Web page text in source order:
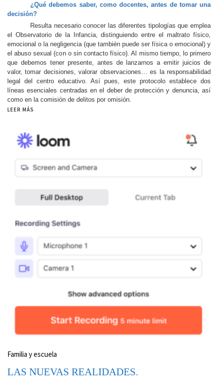
¿Qué debemos saber, como docentes, antes de tomar una
decisión?
Resulta necesario conocer las diferentes tipologías que emplea
el Observatorio de la Infancia, distinguiendo entre el maltrato físico,
emocional o la negligencia (que también puede ser física o emocional) y
el abuso sexual (con o sin contacto físico). Al mismo tiempo, lo primero
que debemos tener presente, antes de lanzarnos a emitir juicios de
valor, tomar decisiones, valorar observaciones… es la responsabilidad
legal del centro educativo. Así pues, este protocolo establece dos
líneas esenciales centradas en el deber de protección y denuncia, así
como en la comisión de delitos por omisión.
LEER MÁS
Familia y escuela
LAS NUEVAS REALIDADES.